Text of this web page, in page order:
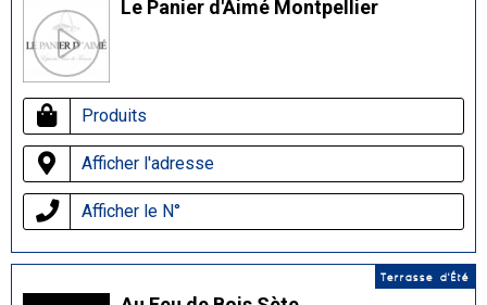
Le Panier d'Aimé Montpellier
Produits
Afficher l'adresse
Afficher le N°
Terrasse d'Été